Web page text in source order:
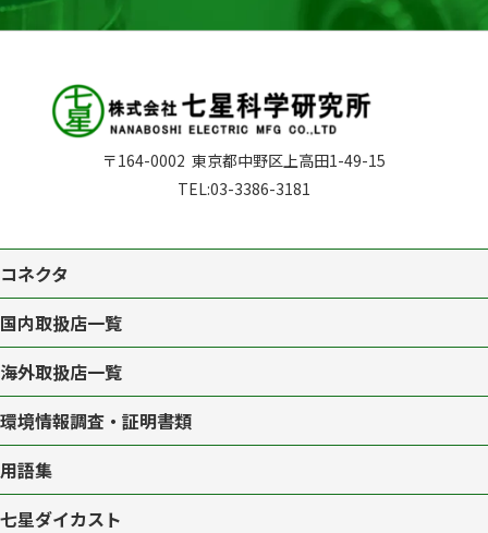
〒164-0002 東京都中野区上高田1-49-15
TEL:03-3386-3181
コネクタ
国内取扱店一覧
海外取扱店一覧
環境情報調査・証明書類
用語集
七星ダイカスト